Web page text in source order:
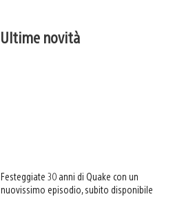
Ultime novità
Festeggiate 30 anni di Quake con un
nuovissimo episodio, subito disponibile